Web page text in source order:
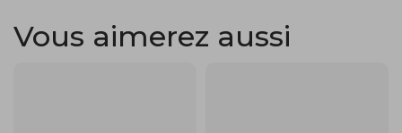
Vous aimerez aussi